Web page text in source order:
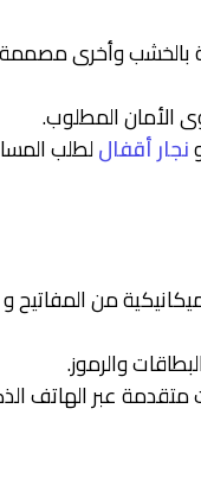
بالخشب وأخرى مصممة
الأمان المطلوب.
نجار أقفاللطلب
من المفاتيح و
والرموز.
متقدمة عبر الهاتف